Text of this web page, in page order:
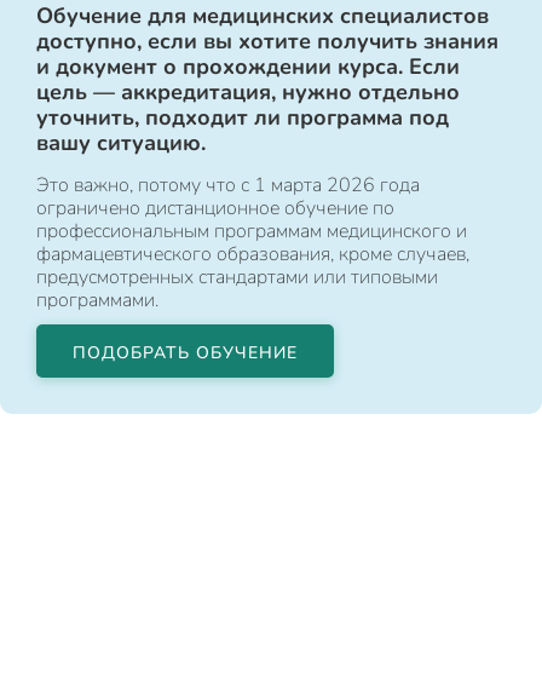
Обучение для медицинских специалистов
доступно, если вы хотите получить знания
и документ о прохождении курса. Если
цель — аккредитация, нужно отдельно
уточнить, подходит ли программа под
вашу ситуацию.
Это важно, потому что с 1 марта 2026 года
ограничено дистанционное обучение по
профессиональным программам медицинского и
фармацевтического образования, кроме случаев,
предусмотренных стандартами или типовыми
программами.
ПОДОБРАТЬ ОБУЧЕНИЕ